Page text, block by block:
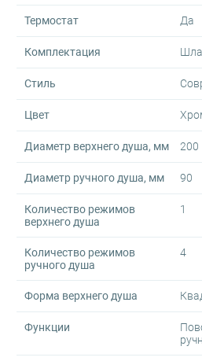
Термостат Да
Комплектация
Стиль
Цвет
Диаметр верхнего душа, мм 200
Диаметр ручного душа, мм 90
Количество режимов
верхнего душа
1
Количество режимов
ручного душа
4
Форма верхнего душа
Функции